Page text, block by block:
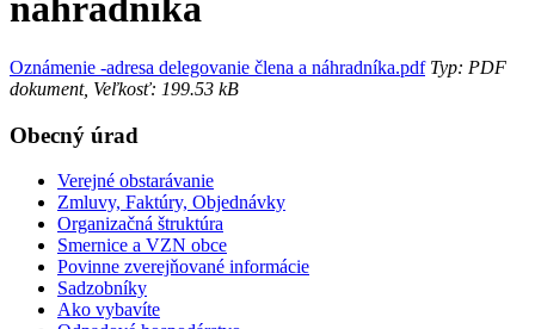
náhradníka
Oznámenie -adresa delegovanie člena a náhradníka.pdfTyp: PDF
dokument, Veľkosť: 199.53 kB
Obecný úrad
Verejné obstarávanie
Zmluvy, Faktúry, Objednávky
Organizačná štruktúra
Smernice a VZN obce
Povinne zverejňované informácie
Sadzobníky
Ako vybavíte